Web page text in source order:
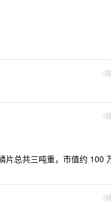
12
13
片总共三吨重，市值约 100
14